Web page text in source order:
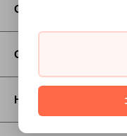
GRAMICCI
GROOVY COLORS
HOSO